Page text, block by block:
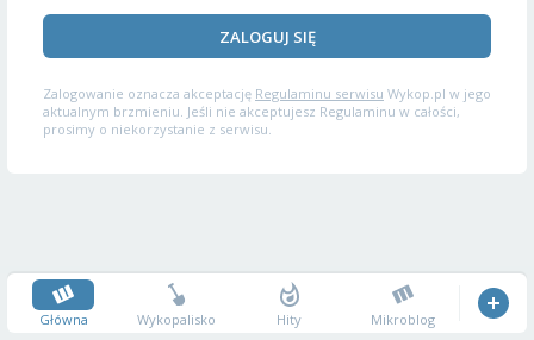
ZALOGUJ SIĘ
Zalogowanie oznacza akceptację Regulaminu serwisu Wykop.pl w jego
aktualnym brzmieniu. Jeśli nie akceptujesz Regulaminu w całości,
prosimy o niekorzystanie z serwisu.
Główna Wykopalisko Hity Mikroblog